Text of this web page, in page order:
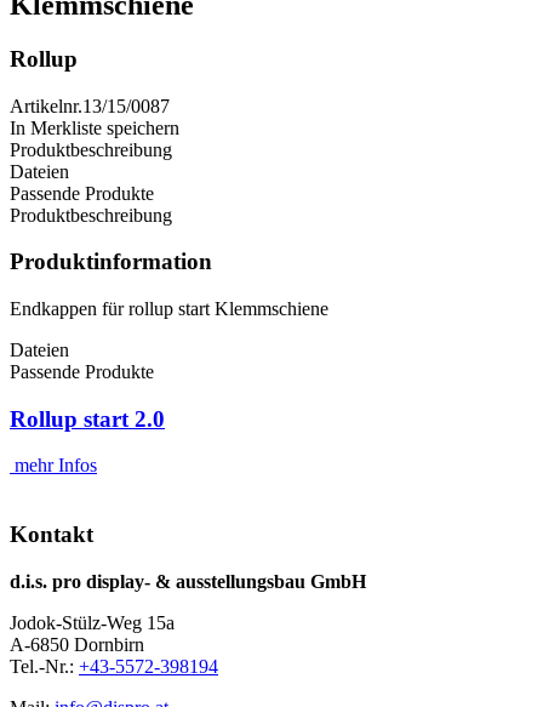
Rollup
Artikelnr.13/15/0087
In Merkliste speichern
Produktbeschreibung
Dateien
Passende Produkte
Produktbeschreibung
Produktinformation
Endkappen für rollup start Klemmschiene
Dateien
Passende Produkte
Rollup start 2.0
mehr Infos
Kontakt
d.i.s. pro display- & ausstellungsbau GmbH
Jodok-Stülz-Weg 15a
A-6850 Dornbirn
Tel.-Nr.: +43-5572-398194